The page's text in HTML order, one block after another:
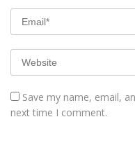
Save my name, email,
next time I comment.